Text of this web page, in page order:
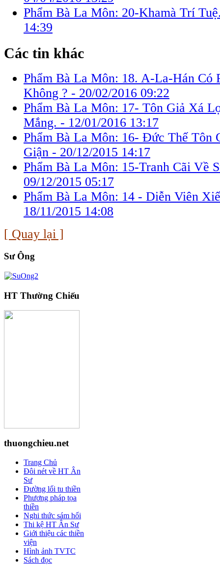
Phẩm Bà La Môn: 20-Khamà Trí
14:39
Các tin khác
Phẩm Bà La Môn: 18. A-La-Hán Có
Không ? - 20/02/2016 09:22
Phẩm Bà La Môn: 17- Tôn Giả Xá
Mắng. - 12/01/2016 13:17
Phẩm Bà La Môn: 16- Ðức Thế Tôn
Giận - 20/12/2015 14:17
Phẩm Bà La Môn: 15-Tranh Cãi Về
09/12/2015 05:17
Phẩm Bà La Môn: 14 - Diễn Viên
18/11/2015 14:08
[ Quay lại ]
Sư Ông
HT Thường Chiếu
thuongchieu.net
Trang Chủ
Đôi nét về HT Ân
Sư
Đường lối tu thiền
Phương pháp tọa
thiền
Nghi thức sám hối
Thi kệ HT Ân Sư
Giới thiệu các thiền
viện
Hình ảnh TVTC
Sách đọc